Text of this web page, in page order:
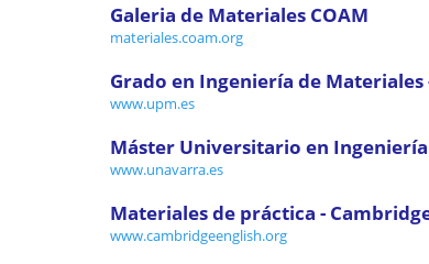
Galeria de Materiales COAM
materiales.coam.org
Grado en Ingeniería de
www.upm.es
Máster Universitario en
www.unavarra.es
Materiales de práctica -
www.cambridgeenglish.org